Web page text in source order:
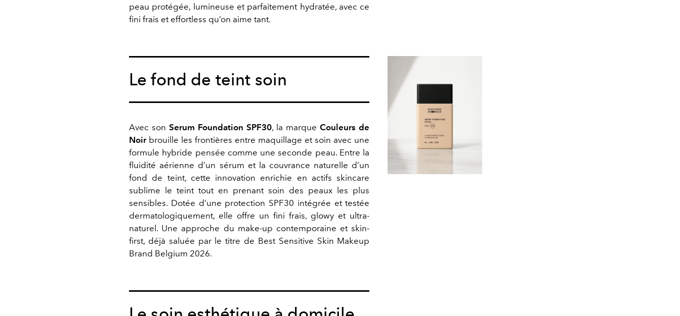
peau protégée, lumineuse et parfaitement hydratée, avec ce
fini frais et effortless qu’on aime tant.
Le fond de teint soin
Avec sonSerum Foundation SPF30, la marqueCouleurs de
Noir brouille les frontières entre maquillage et soin avec une
formule hybride pensée comme une seconde peau. Entre la
fluidité aérienne d’un sérum et la couvrance naturelle d’un
fond de teint, cette innovation enrichie en actifs skincare
sublime le teint tout en prenant soin des peaux les plus
sensibles. Dotée d’une protection SPF30 intégrée et testée
dermatologiquement, elle offre un fini frais, glowy et ultra-
naturel. Une approche du make-up contemporaine et skin-
first, déjà saluée par le titre de Best Sensitive Skin Makeup
Brand Belgium 2026.